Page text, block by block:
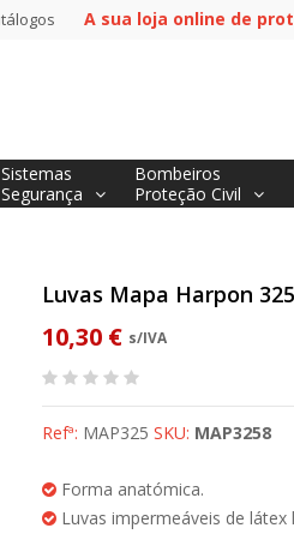
A sua loja online de
Sistemas
Segurança
Bombeiros
Proteção Civil
Luvas Mapa Harpon 325
10,30 € s/IVA
Refª: MAP325 SKU: MAP3258
Forma anatómica.
Luvas impermeáveis de látex